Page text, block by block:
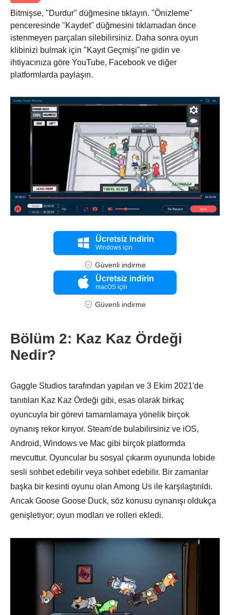
Adım 4.
Adım 5.
Bitmişse, "Durdur" düğmesine tıklayın. "Önizleme"
penceresinde "Kaydet" düğmesini tıklamadan önce
istenmeyen parçaları silebilirsiniz. Daha sonra oyun
klibinizi bulmak için "Kayıt Geçmişi"ne gidin ve
ihtiyacınıza göre YouTube, Facebook ve diğer
platformlarda paylaşın.
Ücretsiz indirin
Windows için
Güvenli indirme
Ücretsiz indirin
macOS için
Güvenli indirme
Bölüm 2: Kaz Kaz Ördeği
Nedir?
Gaggle Studios tarafından yapılan ve 3 Ekim 2021'de
tanıtılan Kaz Kaz Ördeği gibi, esas olarak birkaç
oyuncuyla bir görevi tamamlamaya yönelik birçok
oynanış rekor kırıyor. Steam'de bulabilirsiniz ve iOS,
Android, Windows ve Mac gibi birçok platformda
mevcuttur. Oyuncular bu sosyal çıkarım oyununda lobide
sesli sohbet edebilir veya sohbet edebilir. Bir zamanlar
başka bir kesinti oyunu olan Among Us ile karşılaştırıldı.
Ancak Goose Goose Duck, söz konusu oynanışı oldukça
genişletiyor; oyun modları ve rolleri ekledi.